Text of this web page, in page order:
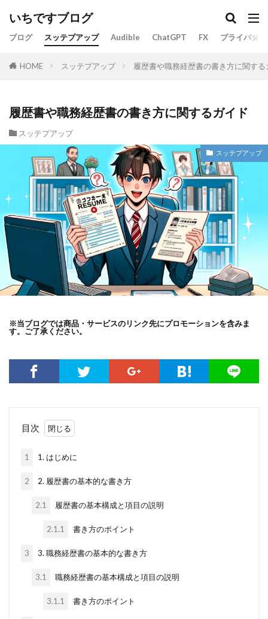
いちですブログ
ブログ スッテプアップ Audible ChatGPT FX プライバシ
HOME スッテプアップ 履歴書や職務経歴書の書き方に関する
履歴書や職務経歴書の書き方に関するガイド
スッテプアップ
スッテプアップ
※当ブログでは商品・サービスのリンク先にプロモーションを含みま
す。ご了承ください。
目次
1 1. はじめに
2 2. 履歴書の基本的な書き方
2.1 履歴書の基本構成と項目の説明
2.1.1 書き方のポイント
3 3. 職務経歴書の基本的な書き方
3.1 職務経歴書の基本構成と項目の説明
3.1.1 書き方のポイント